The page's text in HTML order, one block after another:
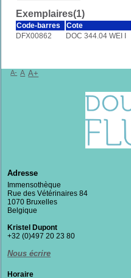
Exemplaires(1)
Code-barres Cote
DFX00862
DOC 344.04 WEI I
A- A A+
Adresse
Immensothèque
Rue des Vétérinaires 84
1070 Bruxelles
Belgique
Kristel Dupont
+32 (0)497 20 23 80
Nous écrire
Horaire